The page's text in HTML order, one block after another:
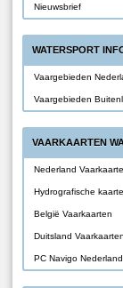
Nieuwsbrief
WATERSPORT
Vaargebieden
Vaargebieden
VAARKAARTEN
Nederland
Hydrografische
België Vaarkaarten
Duitsland Vaarkaarten
PC Navigo Nederland